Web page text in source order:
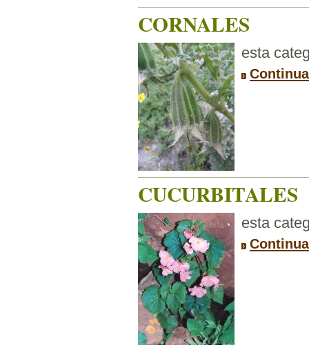
CORNALES
esta
CUCURBITALES
esta